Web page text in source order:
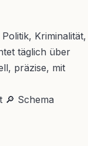
Kriminalität,
täglich über
präzise, mit
🔎 Schema